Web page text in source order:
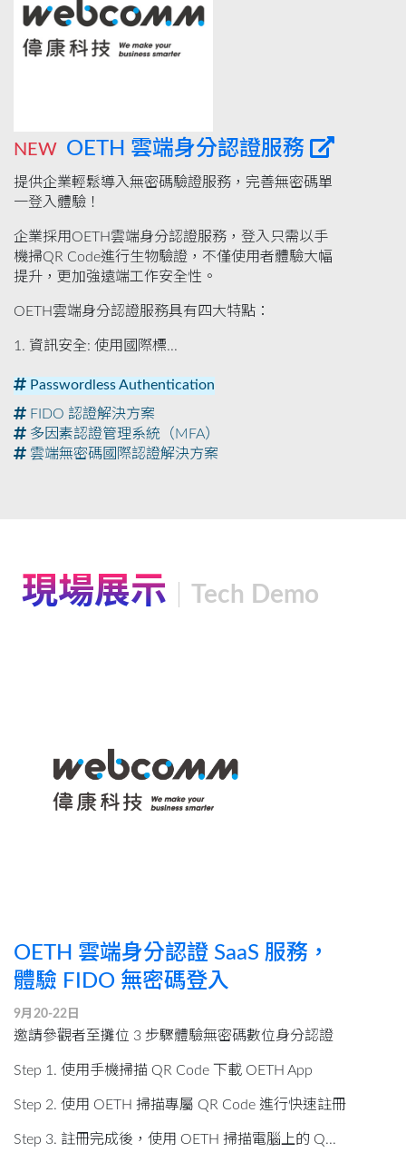
NEW OETH 雲端身分認證服務
提供企業輕鬆導入無密碼驗證服務，完善無密碼單
一登入體驗！
企業採用OETH雲端身分認證服務，登入只需以手
機掃QR Code進行生物驗證，不僅使用者體驗大幅
提升，更加強遠端工作安全性。
OETH雲端身分認證服務具有四大特點：
1. 資訊安全: 使用國際標...
Passwordless Authentication
FIDO 認證解決方案
多因素認證管理系統（MFA）
雲端無密碼國際認證解決方案
現場展示 Tech Demo
OETH 雲端身分認證 SaaS 服務，
體驗 FIDO 無密碼登入
9月20-22日
邀請參觀者至攤位 3 步驟體驗無密碼數位身分認證
Step 1. 使用手機掃描 QR Code 下載 OETH App
Step 2. 使用 OETH 掃描專屬 QR Code 進行快速註冊
Step 3. 註冊完成後，使用 OETH 掃描電腦上的 Q...